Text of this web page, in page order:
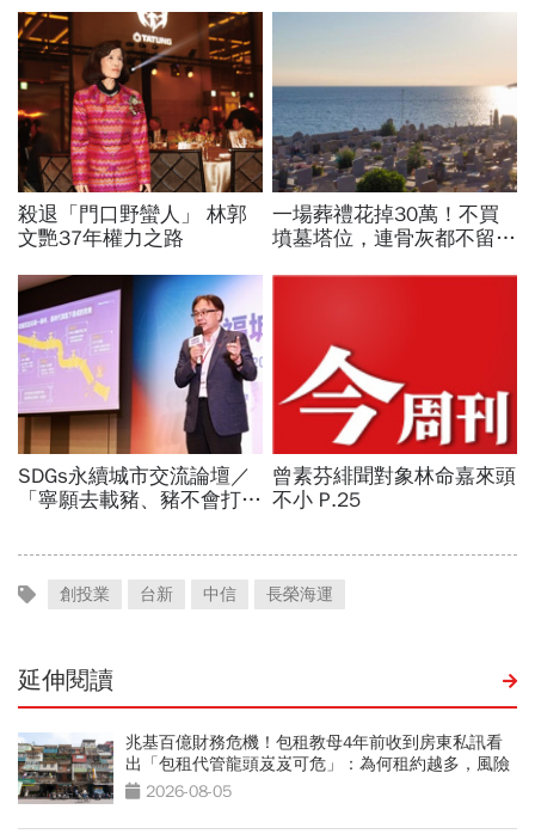
創投業 台新 中信 長榮海運
延伸閱讀
兆基百億財務危機！包租教母4年前收到房東私訊看
出「包租代管龍頭岌岌可危」：為何租約越多，風險
越高？
2026-08-05